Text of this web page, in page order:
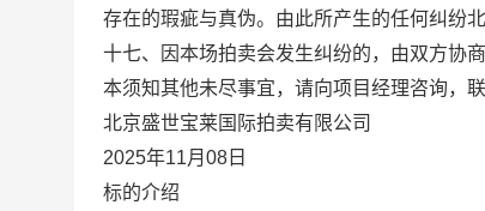
存在的瑕疵与真伪。由此所产生的任何纠纷
十七、因本场拍卖会发生纠纷的，由双方协商
本须知其他未尽事宜，请向项目经理咨询，
北京盛世宝莱国际拍卖有限公司
2025年11月08日
标的介绍